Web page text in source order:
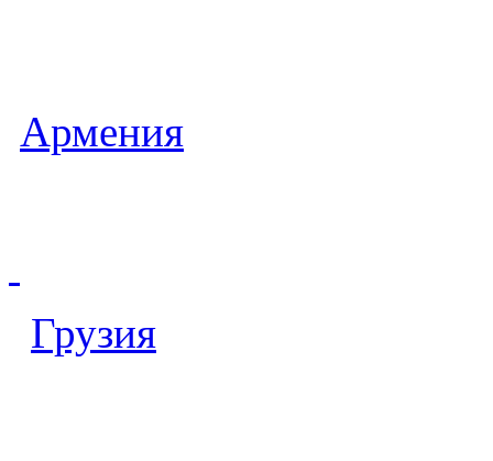
Армения
Грузия